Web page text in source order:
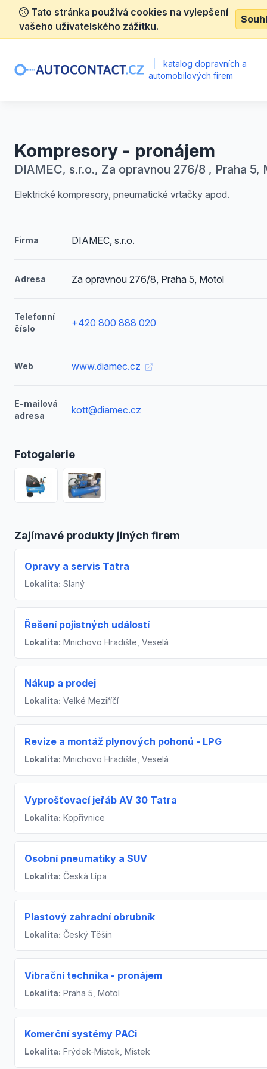
Tato stránka používá cookies na vylepšení
vašeho uživatelského zážitku.
katalog dopravních a
automobilových firem
Kompresory - pronájem
DIAMEC, s.r.o., Za opravnou 276/8 , Praha 5,
Elektrické kompresory, pneumatické vrtačky apod.
Firma DIAMEC, s.r.o.
Adresa Za opravnou 276/8, Praha 5, Motol
Telefonní
číslo
+420 800 888 020
Web www.diamec.cz
E-mailová
adresa
kott@diamec.cz
Fotogalerie
Zajímavé produkty jiných firem
Opravy a servis Tatra
Lokalita: Slaný
Řešení pojistných událostí
Lokalita: Mnichovo Hradište, Veselá
Nákup a prodej
Lokalita: Velké Meziříčí
Revize a montáž plynových pohonů - LPG
Lokalita: Mnichovo Hradište, Veselá
Vyprošťovací jeřáb AV 30 Tatra
Lokalita: Kopřivnice
Osobní pneumatiky a SUV
Lokalita: Česká Lípa
Plastový zahradní obrubník
Lokalita: Český Těšín
Vibrační technika - pronájem
Lokalita: Praha 5, Motol
Komerční systémy PACi
Lokalita: Frýdek-Místek, Místek